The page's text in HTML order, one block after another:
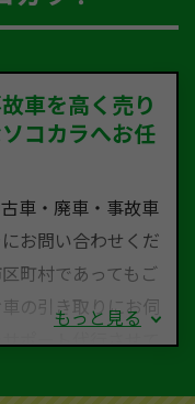
車を高く売り
コカラへお任
車・廃車・事故車
お問い合わせくだ
町村であってもご
の引き取りにお伺
ポート代行させて
もっと見る